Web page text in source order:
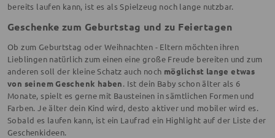
bereits laufen kann, ist es als Spielzeug noch lange nutzbar.
Geschenke zum Geburtstag und zu Feiertagen
Ob zum Geburtstag oder Weihnachten - Eltern möchten ihren
Lieblingen natürlich zum einen eine große Freude bereiten und zum
anderen soll der kleine Schatz auch noch möglichst lange etwas
von seinem Geschenk haben. Ist dein Baby schon älter als 6
Monate, spielt es gerne mit Bausteinen in sämtlichen Formen und
Farben. Je älter dein Kind wird, desto aktiver und mobiler wird es.
Sobald es laufen kann, ist ein Laufrad ein Highlight auf der Liste der
Geschenkideen.